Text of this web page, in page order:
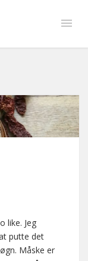
like. Jeg
putte det
Måske er